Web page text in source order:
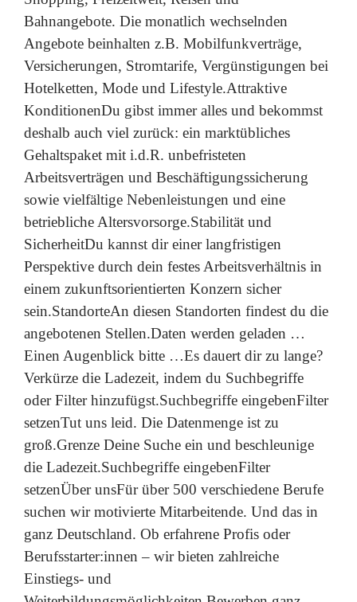
Bahnangebote. Die monatlich wechselnden
Angebote beinhalten z.B. Mobilfunkverträge,
Versicherungen, Stromtarife, Vergünstigungen bei
Hotelketten, Mode und Lifestyle.Attraktive
KonditionenDu gibst immer alles und bekommst
deshalb auch viel zurück: ein marktübliches
Gehaltspaket mit i.d.R. unbefristeten
Arbeitsverträgen und Beschäftigungssicherung
sowie vielfältige Nebenleistungen und eine
betriebliche Altersvorsorge.Stabilität und
SicherheitDu kannst dir einer langfristigen
Perspektive durch dein festes Arbeitsverhältnis in
einem zukunftsorientierten Konzern sicher
sein.StandorteAn diesen Standorten findest du die
angebotenen Stellen.Daten werden geladen …
Einen Augenblick bitte …Es dauert dir zu lange?
Verkürze die Ladezeit, indem du Suchbegriffe
oder Filter hinzufügst.Suchbegriffe eingebenFilter
setzenTut uns leid. Die Datenmenge ist zu
groß.Grenze Deine Suche ein und beschleunige
die Ladezeit.Suchbegriffe eingebenFilter
setzenÜber unsFür über 500 verschiedene Berufe
suchen wir motivierte Mitarbeitende. Und das in
ganz Deutschland. Ob erfahrene Profis oder
Berufsstarter:innen – wir bieten zahlreiche
Einstiegs- und